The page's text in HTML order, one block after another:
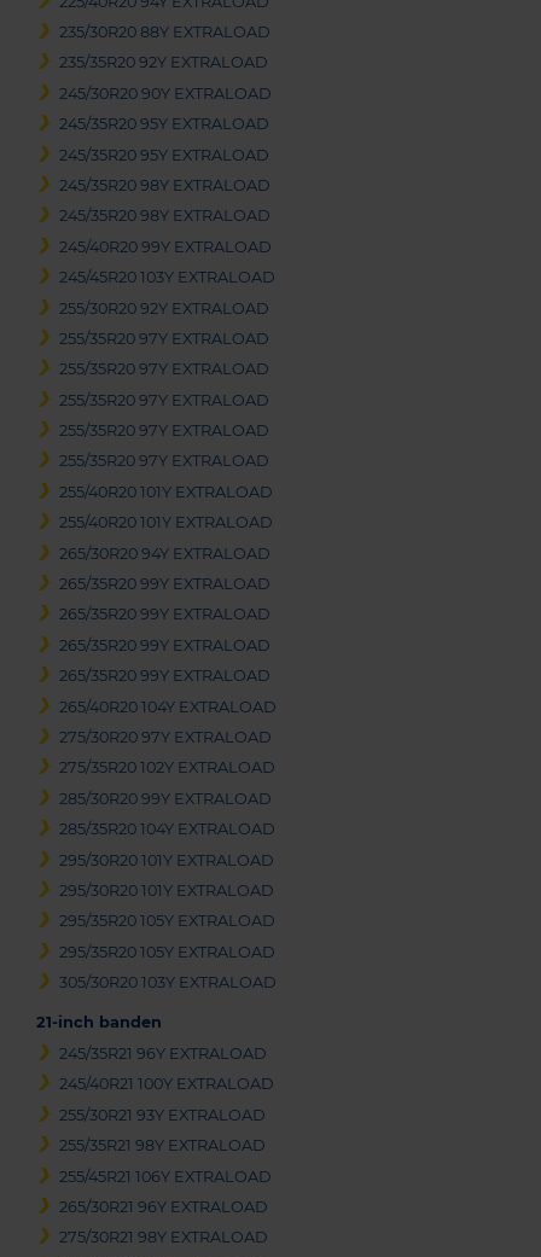
235/30R20 88Y EXTRALOAD
235/35R20 92Y EXTRALOAD
245/30R20 90Y EXTRALOAD
245/35R20 95Y EXTRALOAD
245/35R20 95Y EXTRALOAD
245/35R20 98Y EXTRALOAD
245/35R20 98Y EXTRALOAD
245/40R20 99Y EXTRALOAD
245/45R20 103Y EXTRALOAD
255/30R20 92Y EXTRALOAD
255/35R20 97Y EXTRALOAD
255/35R20 97Y EXTRALOAD
255/35R20 97Y EXTRALOAD
255/35R20 97Y EXTRALOAD
255/35R20 97Y EXTRALOAD
255/40R20 101Y EXTRALOAD
255/40R20 101Y EXTRALOAD
265/30R20 94Y EXTRALOAD
265/35R20 99Y EXTRALOAD
265/35R20 99Y EXTRALOAD
265/35R20 99Y EXTRALOAD
265/35R20 99Y EXTRALOAD
265/40R20 104Y EXTRALOAD
275/30R20 97Y EXTRALOAD
275/35R20 102Y EXTRALOAD
285/30R20 99Y EXTRALOAD
285/35R20 104Y EXTRALOAD
295/30R20 101Y EXTRALOAD
295/30R20 101Y EXTRALOAD
295/35R20 105Y EXTRALOAD
295/35R20 105Y EXTRALOAD
305/30R20 103Y EXTRALOAD
21-inch banden
245/35R21 96Y EXTRALOAD
245/40R21 100Y EXTRALOAD
255/30R21 93Y EXTRALOAD
255/35R21 98Y EXTRALOAD
255/45R21 106Y EXTRALOAD
265/30R21 96Y EXTRALOAD
275/30R21 98Y EXTRALOAD